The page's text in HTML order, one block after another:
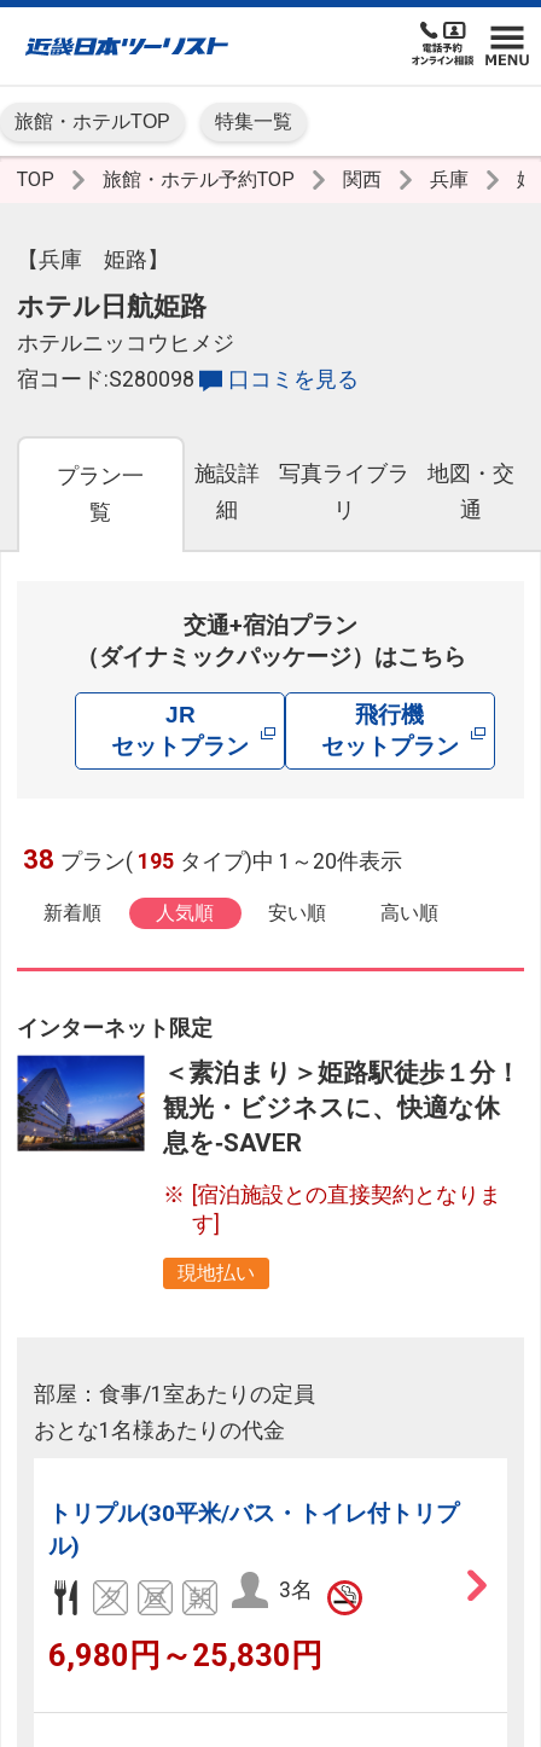
旅館・ホテルTOP 特集一覧
TOP 旅館・ホテル予約TOP 関西 兵庫
【兵庫 姫路】
ホテル日航姫路
ホテルニッコウヒメジ
宿コード:S280098
口コミを見る
プラン一
覧
施設詳
細
写真ライブラ
リ
地図・交
通
交通+宿泊プラン
（ダイナミックパッケージ）はこちら
JR
セットプラン
飛行機
セットプラン
38 プラン( 195 タイプ)中 1～20件表示
新着順 人気順 安い順 高い順
インターネット限定
＜素泊まり＞姫路駅徒歩１分！
観光・ビジネスに、快適な休
息を‐SAVER
[宿泊施設との直接契約となりま
す]
現地払い
部屋：食事/1室あたりの定員
おとな1名様あたりの代金
トリプル(30平米/バス・トイレ付トリプ
ル)
3名
6,980円～25,830円